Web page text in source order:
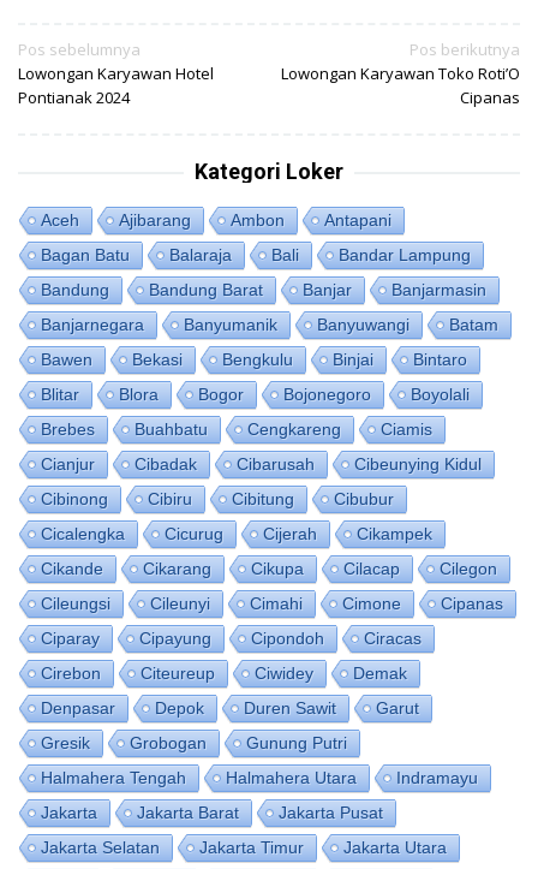
Navigasi
pos
Pos sebelumnya
Lowongan Karyawan Hotel
Pontianak 2024
Pos berikutnya
Lowongan Karyawan Toko Roti’O
Cipanas
Kategori Loker
Aceh Ajibarang Ambon
Antapani
Bagan Batu
Balaraja Bali
Bandar Lampung
Bandung
Bandung Barat Banjar
Banjarmasin
Banjarnegara
Banyumanik Banyuwangi
Batam
Bawen
Bekasi Bengkulu Binjai
Bintaro
Blitar
Blora Bogor Bojonegoro
Boyolali
Brebes
Buahbatu Cengkareng
Ciamis
Cianjur
Cibadak Cibarusah
Cibeunying Kidul
Cibinong
Cibiru Cibitung
Cibubur
Cicalengka
Cicurug Cijerah
Cikampek
Cikande
Cikarang Cikupa Cilacap
Cilegon
Cileungsi
Cileunyi Cimahi Cimone
Cipanas
Ciparay
Cipayung Cipondoh
Ciracas
Cirebon
Citeureup Ciwidey
Demak
Denpasar
Depok Duren Sawit
Garut
Gresik
Grobogan
Gunung Putri
Halmahera Tengah
Halmahera Utara
Indramayu
Jakarta
Jakarta Barat
Jakarta Pusat
Jakarta Selatan
Jakarta Timur
Jakarta Utara